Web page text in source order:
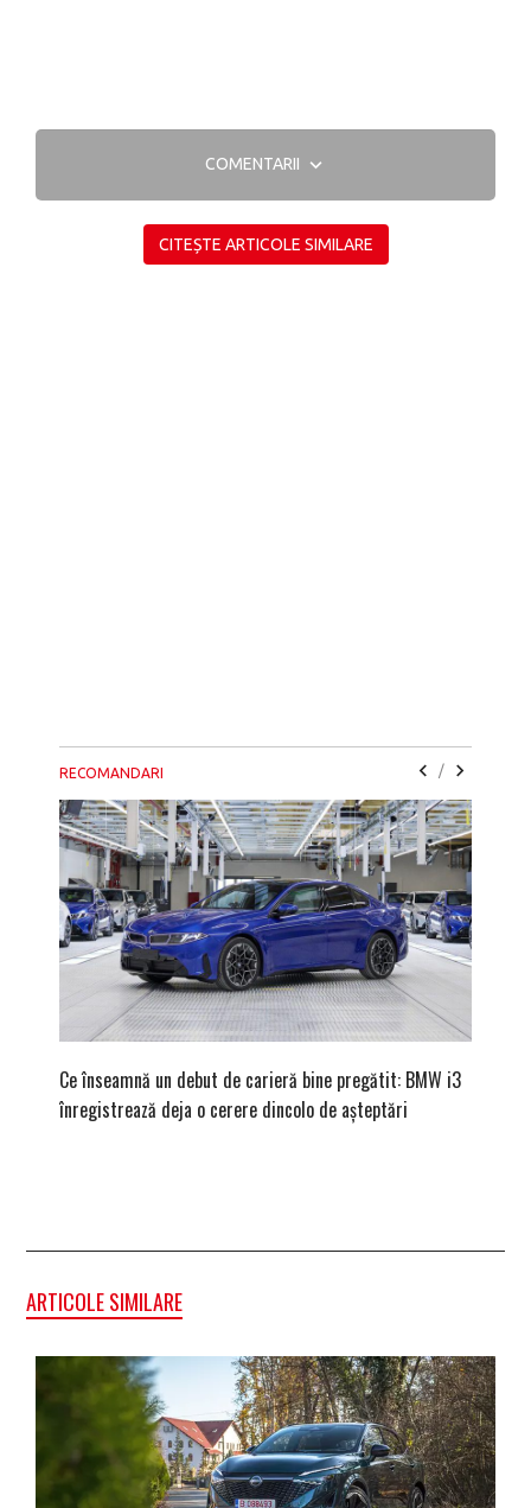
COMENTARII
CITEȘTE ARTICOLE SIMILARE
RECOMANDARI /
Ce înseamnă un debut de carieră bine pregătit: BMW i3
înregistrează deja o cerere dincolo de așteptări
ARTICOLE SIMILARE